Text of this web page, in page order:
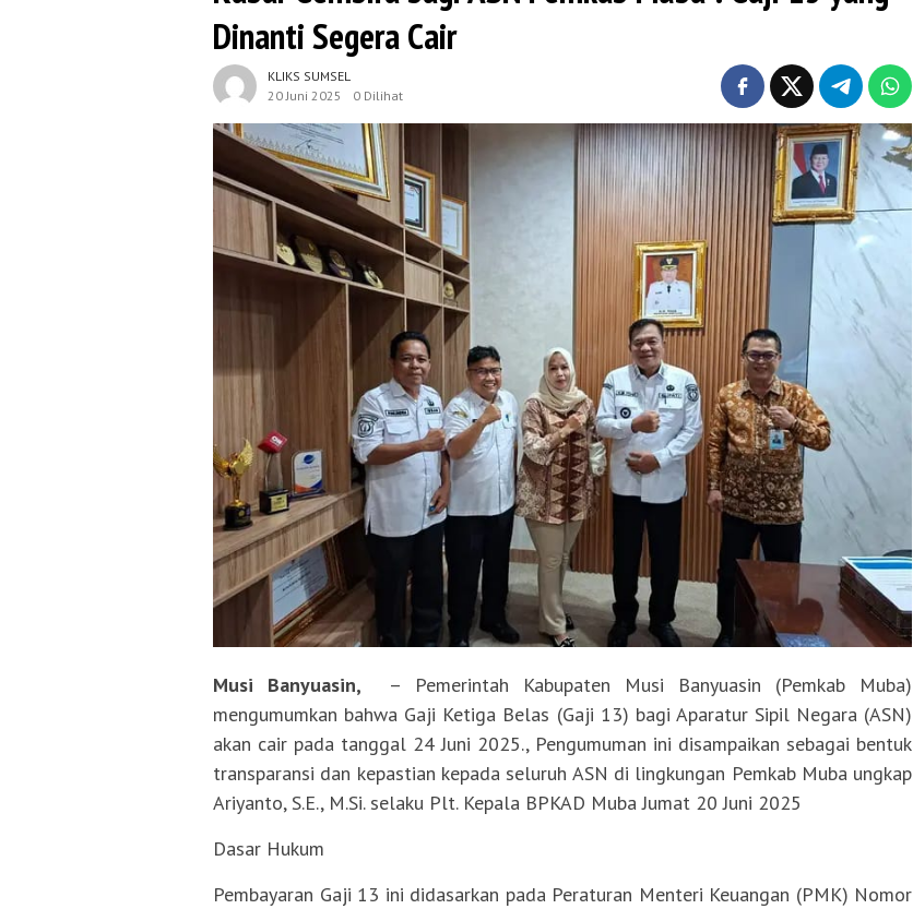
Dinanti Segera Cair
KLIKS SUMSEL
20 Juni 2025
0 Dilihat
Musi Banyuasin, – Pemerintah Kabupaten Musi Banyuasin (Pemkab Muba)
mengumumkan bahwa Gaji Ketiga Belas (Gaji 13) bagi Aparatur Sipil Negara (ASN)
akan cair pada tanggal 24 Juni 2025., Pengumuman ini disampaikan sebagai bentuk
transparansi dan kepastian kepada seluruh ASN di lingkungan Pemkab Muba ungkap
Ariyanto, S.E., M.Si. selaku Plt. Kepala BPKAD Muba Jumat 20 Juni 2025
Dasar Hukum
Pembayaran Gaji 13 ini didasarkan pada Peraturan Menteri Keuangan (PMK) Nomor